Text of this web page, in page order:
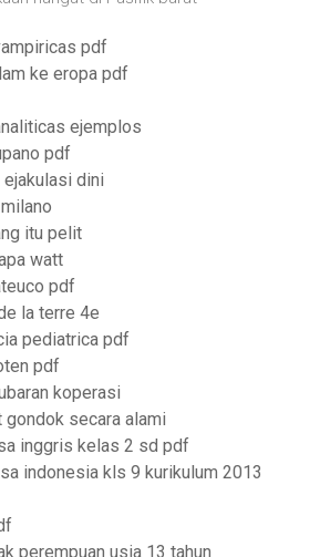
pdf
ke eropa pdf
ejemplos
pdf
ejakulasi dini
itu pelit
watt
pdf
la terre 4e
pediatrica pdf
pdf
koperasi
secara alami
inggris kelas 2 sd pdf
indonesia kls 9 kurikulum 2013
perempuan usia 13 tahun